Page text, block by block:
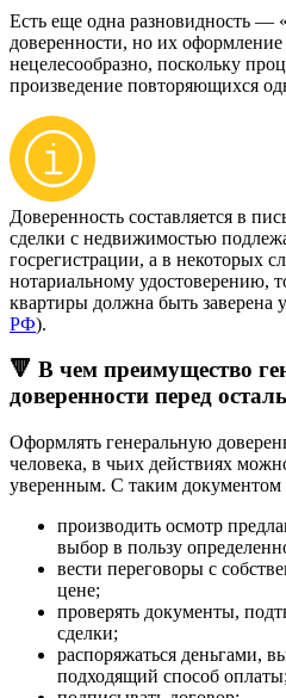
Есть еще одна разновидность —
доверенности, но их
нецелесообразно, поскольку
произведение повторяющихся
Доверенность составляется в
сделки с недвижимостью
госрегистрации, а в некоторых
нотариальному удостоверению,
квартиры должна быть заверена
РФ).
🔻 В чем преимущество
доверенности перед
Оформлять генеральную
человека, в чьих действиях
уверенным. С таким документом
производить осмотр
выбор в пользу
вести переговоры с
цене;
проверять документы,
сделки;
распоряжаться деньгами,
подходящий способ оплаты;